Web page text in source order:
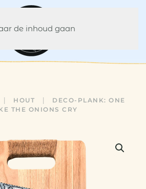
de inhoud gaan
HOUT
DECO-PLANK: ONE
THE ONIONS CRY